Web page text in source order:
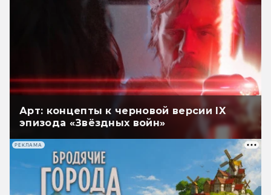
Арт: концепты к черновой версии IX
эпизода «Звёздных войн»
РЕКЛАМА